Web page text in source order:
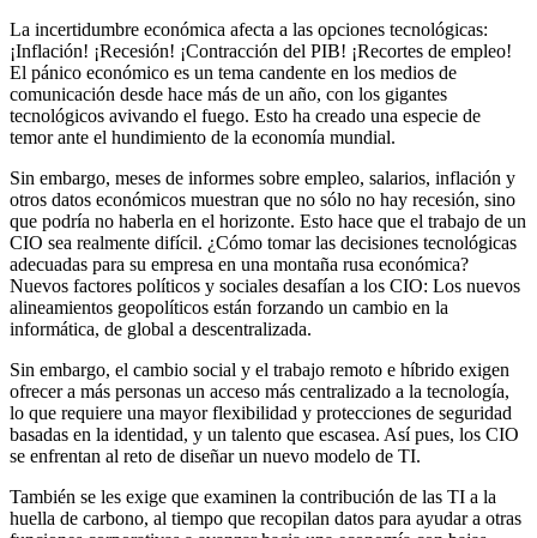
La incertidumbre económica afecta a las opciones tecnológicas:
¡Inflación! ¡Recesión! ¡Contracción del PIB! ¡Recortes de empleo!
El pánico económico es un tema candente en los medios de
comunicación desde hace más de un año, con los gigantes
tecnológicos avivando el fuego. Esto ha creado una especie de
temor ante el hundimiento de la economía mundial.
Sin embargo, meses de informes sobre empleo, salarios, inflación y
otros datos económicos muestran que no sólo no hay recesión, sino
que podría no haberla en el horizonte. Esto hace que el trabajo de un
CIO sea realmente difícil. ¿Cómo tomar las decisiones tecnológicas
adecuadas para su empresa en una montaña rusa económica?
Nuevos factores políticos y sociales desafían a los CIO: Los nuevos
alineamientos geopolíticos están forzando un cambio en la
informática, de global a descentralizada.
Sin embargo, el cambio social y el trabajo remoto e híbrido exigen
ofrecer a más personas un acceso más centralizado a la tecnología,
lo que requiere una mayor flexibilidad y protecciones de seguridad
basadas en la identidad, y un talento que escasea. Así pues, los CIO
se enfrentan al reto de diseñar un nuevo modelo de TI.
También se les exige que examinen la contribución de las TI a la
huella de carbono, al tiempo que recopilan datos para ayudar a otras